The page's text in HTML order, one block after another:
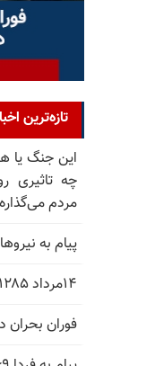
تازه‌ترین
این جنگ یا
چه تاثیری
مردم
پیام به نیروهای
۱۴مرداد ۱۲۸۵ سالگرد انقلاب مشروطه
فوران بحران